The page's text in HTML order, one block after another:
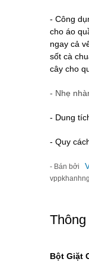
- Công
cho áo
ngay cả
sốt cà
cây cho
- Nhẹ
- Dung
- Quy
- Bán bởi
Bột Giặt